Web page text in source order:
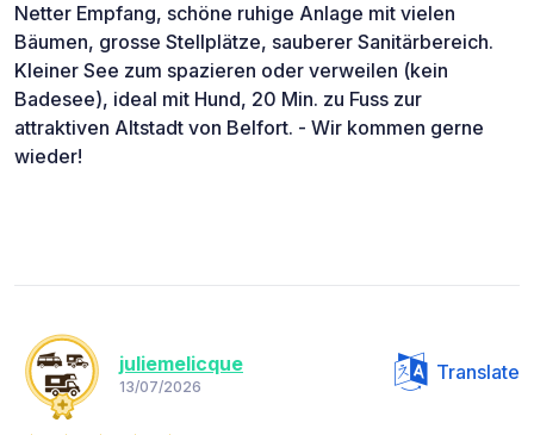
Netter Empfang, schöne ruhige Anlage mit vielen
Bäumen, grosse Stellplätze, sauberer Sanitärbereich.
Kleiner See zum spazieren oder verweilen (kein
Badesee), ideal mit Hund, 20 Min. zu Fuss zur
attraktiven Altstadt von Belfort. - Wir kommen gerne
wieder!
juliemelicque
13/07/2026
Translate